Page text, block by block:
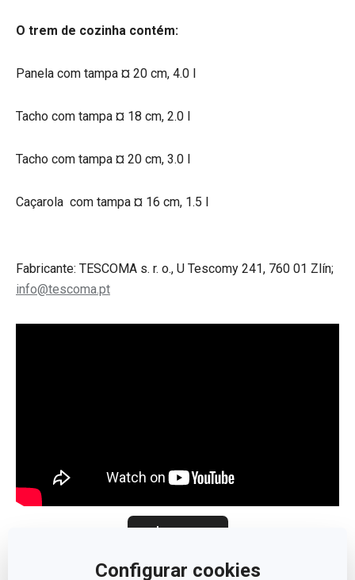
Configurar cookies
O trem de cozinha contém:
Panela com tampa ¤ 20 cm, 4.0 l
Tacho com tampa ¤ 18 cm, 2.0 l
Tacho com tampa ¤ 20 cm, 3.0 l
Caçarola com tampa ¤ 16 cm, 1.5 l
Fabricante: TESCOMA s. r. o., U Tescomy 241, 760 01 Zlín;
info@tescoma.pt
Ler menos